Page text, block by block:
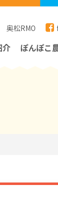
奥松RMO
介 ぽんぽこ